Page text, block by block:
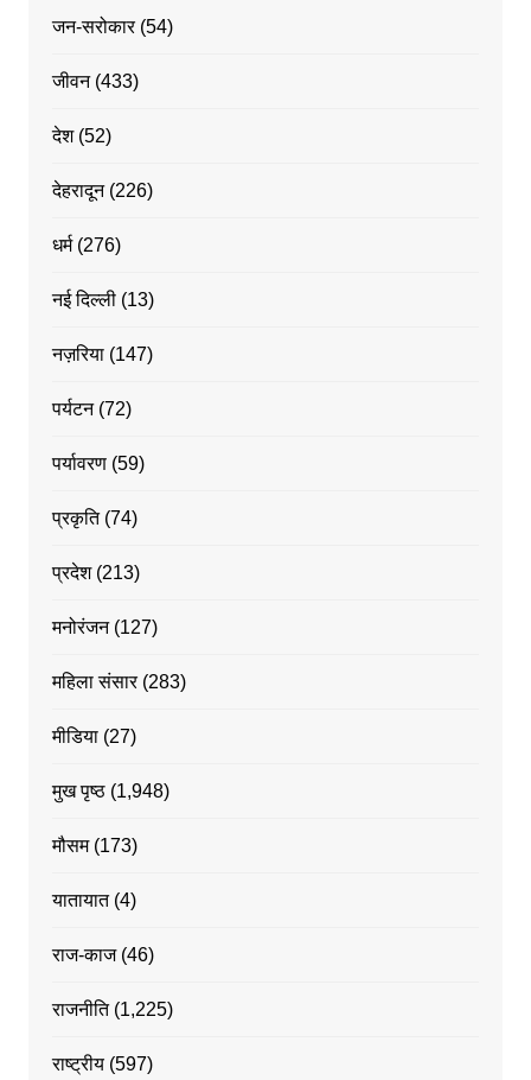
जन-सरोकार(54)
जीवन(433)
देश(52)
देहरादून(226)
धर्म(276)
नई दिल्ली(13)
नज़रिया(147)
पर्यटन(72)
पर्यावरण(59)
प्रकृति(74)
प्रदेश(213)
मनोरंजन(127)
महिला संसार(283)
मीडिया(27)
मुख पृष्ठ(1,948)
मौसम(173)
यातायात(4)
राज-काज(46)
राजनीति(1,225)
राष्ट्रीय(597)